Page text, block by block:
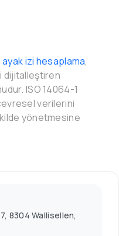
izi hesaplama,
dijitalleştiren
ISO 14064-1
verilerini
yönetmesine
8304 Wallisellen,